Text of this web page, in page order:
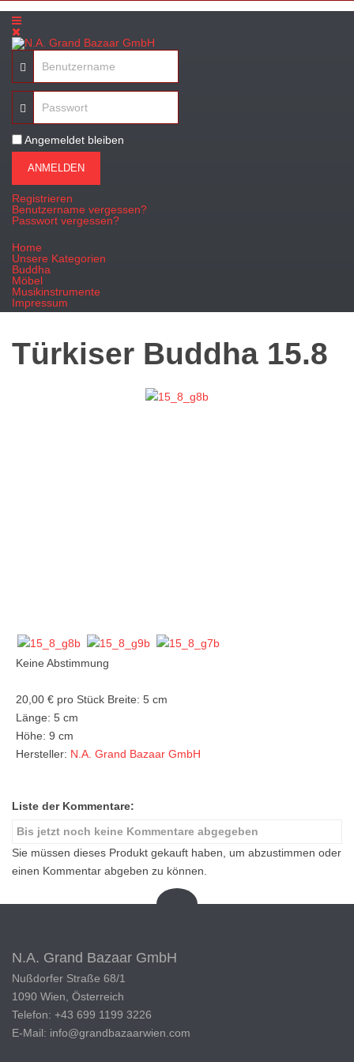
Angemeldet bleiben
ANMELDEN
Registrieren
Benutzername vergessen?
Passwort vergessen?
Home
Unsere Kategorien
Buddha
Möbel
Musikinstrumente
Impressum
Türkiser Buddha 15.8
Keine Abstimmung
20,00 € pro Stück Breite: 5 cm
Länge: 5 cm
Höhe: 9 cm
Hersteller: N.A. Grand Bazaar GmbH
Liste der Kommentare:
Bis jetzt noch keine Kommentare abgegeben
Sie müssen dieses Produkt gekauft haben, um abzustimmen oder
einen Kommentar abgeben zu können.
N.A. Grand Bazaar GmbH
Nußdorfer Straße 68/1
1090 Wien, Österreich
Telefon: +43 699 1199 3226
E-Mail: info@grandbazaarwien.com